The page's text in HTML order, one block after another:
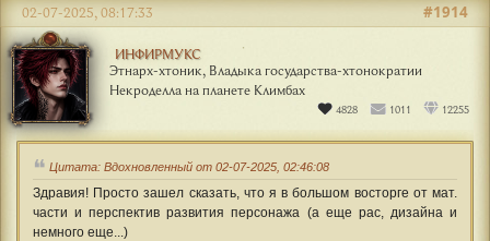
ИНФИРМУКС
Этнарх-хтоник, Владыка государства-хтонократии
Некроделла на планете Климбах
4828 1011 12255
#1914
02-07-2025, 08:17:33
Цитата: Вдохновленный от 02-07-2025, 02:46:08
Здравия! Просто зашел сказать, что я в большом восторге от мат.
части и перспектив развития персонажа (а еще рас, дизайна и
немного еще...)